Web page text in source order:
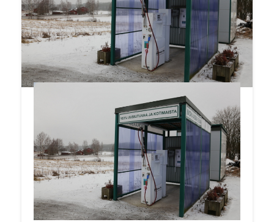
voidaan hyödyntää luomulannoitteena.
Kalmari on patentoinut viisi biokaasuun
liittyvää keksintöä. Artikkeli on julkaistu
Puutarha-Sanomat -lehden numerossa
2/2017.